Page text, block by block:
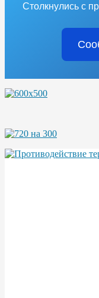
Столкнулись с